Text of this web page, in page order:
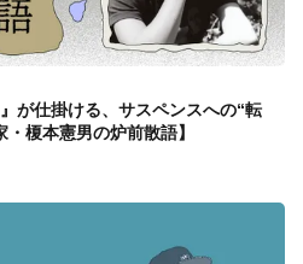
が仕掛ける、サスペンスへの“転
榎本憲男の炉前散語】